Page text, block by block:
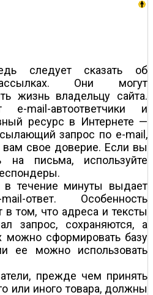
следует сказать об
Они могут
жизнь владельцу сайта.
mail-автоответчики и
ресурс в Интернете —
запрос по e-mail,
свое доверие. Если вы
на письма, используйте
в течение минуты выдает
ответ. Особенность
в том, что адреса и тексты
запрос, сохраняются, а
можно сформировать базу
ее можно использовать
прежде чем принять
или иного товара, должны